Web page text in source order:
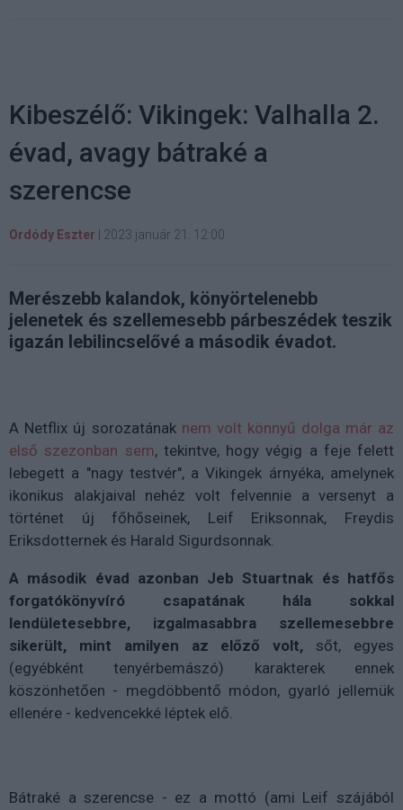
Kibeszélő: Vikingek: Valhalla 2.
évad, avagy bátraké a
szerencse
Ordódy Eszter 2023 január 21. 12:00
Merészebb kalandok, könyörtelenebb
jelenetek és szellemesebb párbeszédek teszik
igazán lebilincselővé a második évadot.
A Netflix új sorozatának nem volt könnyű dolga már az
első szezonban sem, tekintve, hogy végig a feje felett
lebegett a "nagy testvér", a Vikingek árnyéka, amelynek
ikonikus alakjaival nehéz volt felvennie a versenyt a
történet új főhőseinek, Leif Eriksonnak, Freydis
Eriksdotternek és Harald Sigurdsonnak.
A második évad azonban Jeb Stuartnak és hatfős
forgatókönyvíró csapatának hála sokkal
lendületesebbre, izgalmasabbra szellemesebbre
sikerült, mint amilyen az előző volt, sőt, egyes
(egyébként tenyérbemászó) karakterek ennek
köszönhetően - megdöbbentő módon, gyarló jellemük
ellenére - kedvencekké léptek elő.
Bátraké a szerencse - ez a mottó (ami Leif szájából